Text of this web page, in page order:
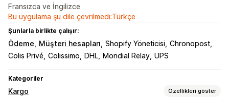
Fransızca ve İngilizce
Bu uygulama şu dile çevrilmedi:Türkçe
Şunlarla birlikte çalışır:
Ödeme Müşteri hesapları Shopify Yöneticisi Chronopost
Colis Privé Colissimo DHL Mondial Relay UPS
Kategoriler
Kargo Özellikleri göster